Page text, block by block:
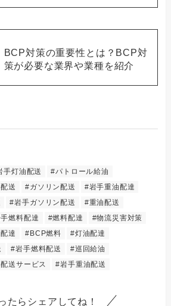
BCP対策の重要性とは？BCP対
策が必要な業界や業種を紹介
手灯油配送
#パトロール給油
送 #ガソリン配送
#岩手重油配達
#岩手ガソリン配送
#重油配送
燃料配達 #燃料配達
#物流災害対策
達 #BCP燃料
#灯油配達
#岩手燃料配送
#巡回給油
送サービス #岩手重油配送
たらシェアしてね！